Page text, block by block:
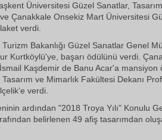
Üniversitesi Güzel Sanatlar,
Çanakkale Onsekiz Mart Üniversitesi
verdi.
Bakanlığı Güzel Sanatlar Genel
Kurtköylü'ye, başarı ödülünü verdi.
İsmail Kaşdemir de Banu Acar'a
Tasarım ve Mimarlık Fakültesi Dekanı
verdi.
ardından "2018 Troya Yılı" Konulu
belirlenen 49 afiş tasarımdan